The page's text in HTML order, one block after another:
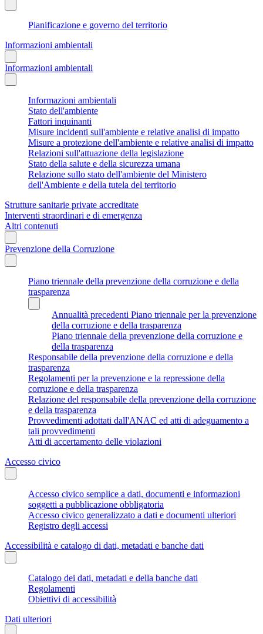
Pianificazione e governo del territorio
Informazioni ambientali
Informazioni ambientali
Informazioni ambientali
Stato dell'ambiente
Fattori inquinanti
Misure incidenti sull'ambiente e relative analisi di impatto
Misure a protezione dell'ambiente e relative analisi di impatto
Relazioni sull'attuazione della legislazione
Stato della salute e della sicurezza umana
Relazione sullo stato dell'ambiente del Ministero
dell'Ambiente e della tutela del territorio
Strutture sanitarie private accreditate
Interventi straordinari e di emergenza
Altri contenuti
Prevenzione della Corruzione
Piano triennale della prevenzione della corruzione e della
trasparenza
Annualità precedenti Piano triennale per la prevenzione
della corruzione e della trasparenza
Piano triennale della prevenzione della corruzione e
della trasparenza
Responsabile della prevenzione della corruzione e della
trasparenza
Regolamenti per la prevenzione e la repressione della
corruzione e della trasparenza
Relazione del responsabile della prevenzione della corruzione
e della trasparenza
Provvedimenti adottati dall'ANAC ed atti di adeguamento a
tali provvedimenti
Atti di accertamento delle violazioni
Accesso civico
Accesso civico semplice a dati, documenti e informazioni
soggetti a pubblicazione obbligatoria
Accesso civico generalizzato a dati e documenti ulteriori
Registro degli accessi
Accessibilità e catalogo di dati, metadati e banche dati
Catalogo dei dati, metadati e della banche dati
Regolamenti
Obiettivi di accessibilità
Dati ulteriori